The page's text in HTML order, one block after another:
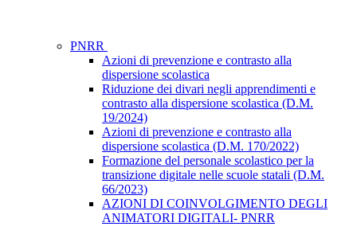
PNRR
Azioni di prevenzione e contrasto alla
dispersione scolastica
Riduzione dei divari negli apprendimenti e
contrasto alla dispersione scolastica (D.M.
19/2024)
Azioni di prevenzione e contrasto alla
dispersione scolastica (D.M. 170/2022)
Formazione del personale scolastico per la
transizione digitale nelle scuole statali (D.M.
66/2023)
AZIONI DI COINVOLGIMENTO DEGLI
ANIMATORI DIGITALI- PNRR